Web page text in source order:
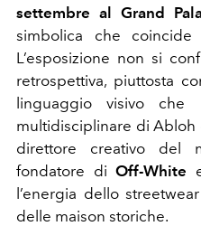
settembre al Grand
simbolica che
L’esposizione non si
retrospettiva, piuttosta
linguaggio visivo che
multidisciplinare di Abloh
direttore creativo del
fondatore diOff-White
l’energia dello
delle maison storiche.